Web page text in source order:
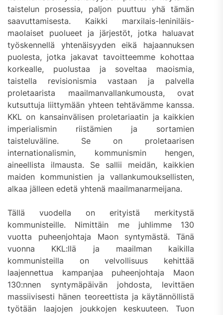
taistelun prosessia, paljon puuttuu yhä tämän
saavuttamisesta. Kaikki marxilais-leniniläis-
maolaiset puolueet ja järjestöt, jotka haluavat
työskennellä yhtenäisyyden eikä hajaannuksen
puolesta, jotka jakavat tavoitteemme kohottaa
korkealle, puolustaa ja soveltaa maoismia,
taistella revisionismia vastaan ja palvella
proletaarista maailmanvallankumousta, ovat
kutsuttuja liittymään yhteen tehtävämme kanssa.
KKL on kansainvälisen proletariaatin ja kaikkien
imperialismin riistämien ja sortamien
taisteluväline. Se on proletaarisen
internationalismin, kommunismin hengen,
aineellista ilmausta. Se sallii meidän, kaikkien
maiden kommunistien ja vallankumouksellisten,
alkaa jälleen edetä yhtenä maailmanarmeijana.
Tällä vuodella on erityistä merkitystä
kommunisteille. Nimittäin me juhlimme 130
vuotta puheenjohtaja Maon syntymästä. Tänä
vuonna KKL:llä ja maailman kaikilla
kommunisteilla on velvollisuus kehittää
laajennettua kampanjaa puheenjohtaja Maon
130:nnen syntymäpäivän johdosta, levittäen
massiivisesti hänen teoreettista ja käytännöllistä
työtään laajojen joukkojen keskuuteen. Tuon